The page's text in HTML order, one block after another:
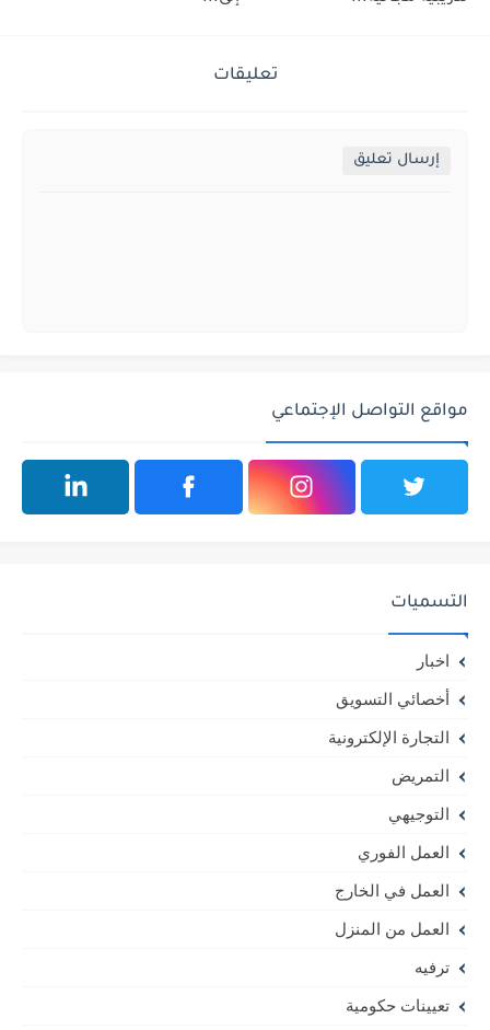
تعليقات
إرسال تعليق
مواقع التواصل الإجتماعي
التسميات
اخبار
أخصائي التسويق
التجارة الإلكترونية
التمريض
التوجيهي
العمل الفوري
العمل في الخارج
العمل من المنزل
ترفيه
تعيينات حكومية